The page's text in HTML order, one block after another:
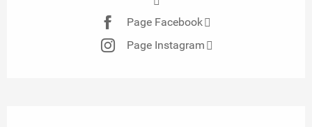
Page Facebook
Page Instagram